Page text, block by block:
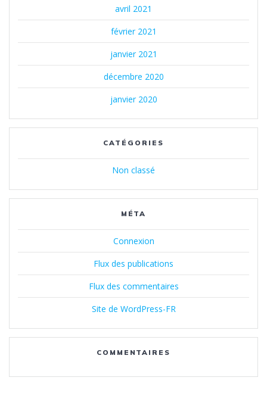
avril 2021
février 2021
janvier 2021
décembre 2020
janvier 2020
CATÉGORIES
Non classé
MÉTA
Connexion
Flux des publications
Flux des commentaires
Site de WordPress-FR
COMMENTAIRES